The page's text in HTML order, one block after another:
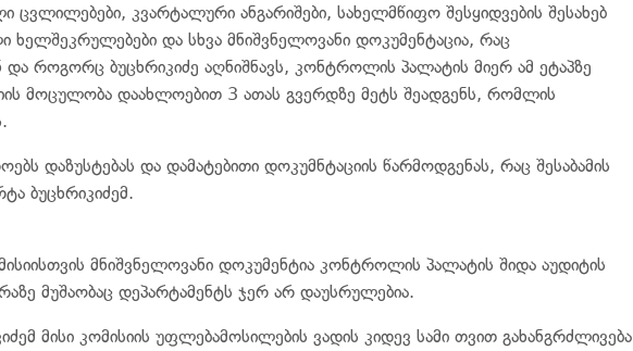
ცვლილებები, კვარტალური ანგარიშები, სახელმწიფო შესყიდვების შესახებ
და სხვა მნიშვნელოვანი დოკუმენტაცია, რაც
და როგორც ბუცხრიკიძე აღნიშნავს, კონტროლის პალატის მიერ ამ ეტაპზე
მოცულობა დაახლოებით 3 ათას გვერდზე მეტს შეადგენს, რომლის
დაზუსტებას და დამატებითი დოკუმნტაციის წარმოდგენას, რაც შესაბამის
ბუცხრიკიძემ.
მნიშვნელოვანი დოკუმენტია კონტროლის პალატის შიდა აუდიტის
მუშაობაც დეპარტამენტს ჯერ არ დაუსრულებია.
მისი კომისიის უფლებამოსილების ვადის კიდევ სამი თვით გახანგრძლივება